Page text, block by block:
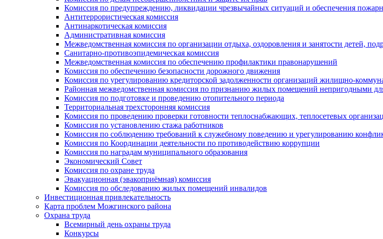
Комиссия по предупреждению, ликвидации чрезвычайных ситуаций и обеспечения
Антитеррористическая комиссия
Антинаркотическая комиссия
Административная комиссия
Межведомственная комиссия по организации отдыха, оздоровления и занятости детей,
Санитарно-противоэпидемическая комиссия
Межведомственная комиссия по обеспечению профилактики правонарушений
Комиссия по обеспечению безопасности дорожного движения
Комиссия по урегулированию кредиторской задолженности организаций жилищно-
Районная межведомственная комиссия по признанию жилых помещений непригодными
Комиссия по подготовке и проведению отопительного периода
Территориальная трехсторонняя комиссия
Комиссия по проведению проверки готовности теплоснабжающих, теплосетевых
Комиссия по установлению стажа работников
Комиссия по соблюдению требований к служебному поведению и урегулированию
Комиссия по Координации деятельности по противодействию коррупции
Комиссия по наградам муниципального образования
Экономический Совет
Комиссия по охране труда
Эвакуационная (эвакоприёмная) комиссия
Комиссия по обследованию жилых помещений инвалидов
Инвестиционная привлекательность
Карта проблем Можгинского района
Охрана труда
Всемирный день охраны труда
Конкурсы